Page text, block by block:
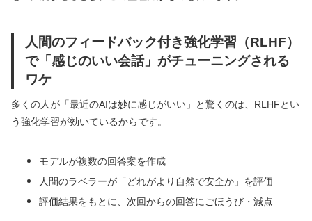
人間のフィードバック付き強化学習（RLHF）
で「感じのいい会話」がチューニングされる
ワケ
多くの人が「最近のAIは妙に感じがいい」と驚くのは、RLHFとい
う強化学習が効いているからです。
モデルが複数の回答案を作成
人間のラベラーが「どれがより自然で安全か」を評価
評価結果をもとに、次回からの回答にごほうび・減点